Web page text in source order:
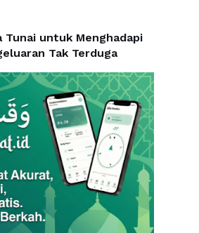
Tunai untuk Menghadapi
Tak Terduga